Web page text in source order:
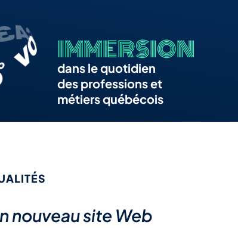
IMMERSION
dans le quotidien
des professions et
métiers québécois
nouveau site Web